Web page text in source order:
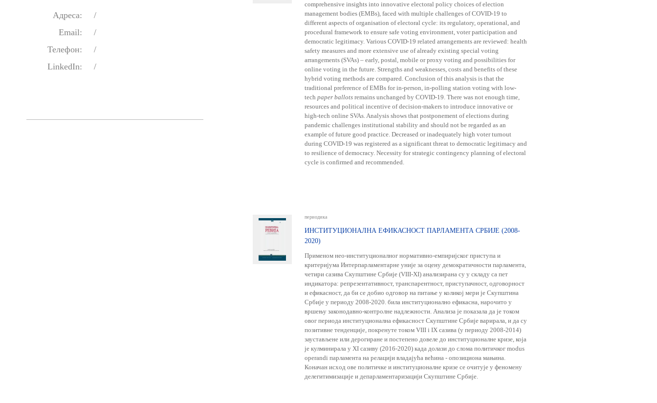
Адреса:
/
Email:
/
Телефон:
/
LinkedIn:
/
comprehensive insights into innovative electoral policy choices of election
management bodies (EMBs), faced with multiple challenges of COVID-19 to
different aspects of organisation of electoral cycle: its regulatory, operational, and
procedural framework to ensure safe voting environment, voter participation and
democratic legitimacy. Various COVID-19 related arrangements are reviewed: health
safety measures and more extensive use of already existing special voting
arrangements (SVAs) – early, postal, mobile or proxy voting and possibilities for
online voting in the future. Strengths and weaknesses, costs and benefits of these
hybrid voting methods are compared. Conclusion of this analysis is that the
traditional preference of EMBs for in-person, in-polling station voting with low-
tech paper ballotsremains unchanged by COVID-19. There was not enough time,
resources and political incentive of decision-makers to introduce innovative or
high-tech online SVAs. Analysis shows that postponement of elections during
pandemic challenges institutional stability and should not be regarded as an
example of future good practice. Decreased or inadequately high voter turnout
during COVID-19 was registered as a significant threat to democratic legitimacy and
to resilience of democracy. Necessity for strategic contingency planning of electoral
cycle is confirmed and recommended.
периодика
ИНСТИТУЦИОНАЛНА ЕФИКАСНОСТ ПАРЛАМЕНТА СРБИЈЕ (2008-
2020)
Применом нео-институционалног нормативно-емпиријског приступа и
критеријума Интерпарламентарне уније за оцену демократичности парламента,
четири сазива Скупштине Србије (VIII-XI) анализирана су у складу са пет
индикатора: репрезентативност, транспарентност, приступачност, одговорност
и ефикасност, да би се добио одговор на питање у коликој мери је Скупштина
Србије у периоду 2008-2020. била институционално ефикасна, нарочито у
вршењу законодавно-контролне надлежности. Анализа је показала да је током
овог периода институционална ефикасност Скупштине Србије варирала, и да су
позитивне тенденције, покренуте током VIII i IX сазива (у периоду 2008-2014)
заустављене или дерогиране и постепено довеле до институционалне кризе, која
је кулминирала у XI сазиву (2016-2020) када долази до слома политичког modus
operandi парламента на релацији владајућа већина - опозициона мањина.
Коначан исход ове политичке и институционалне кризе се очитује у феномену
делегитимизације и депарламентаризацији Скупштине Србије.